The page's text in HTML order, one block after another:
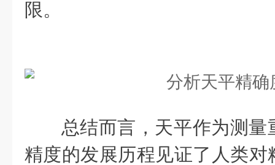
限。
总结而言，天平作为测量
精度的发展历程见证了人类